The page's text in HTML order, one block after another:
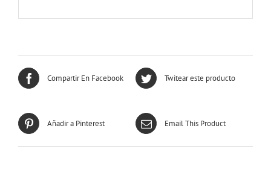
Compartir En Facebook Twitear este producto
Añadir a Pinterest Email This Product